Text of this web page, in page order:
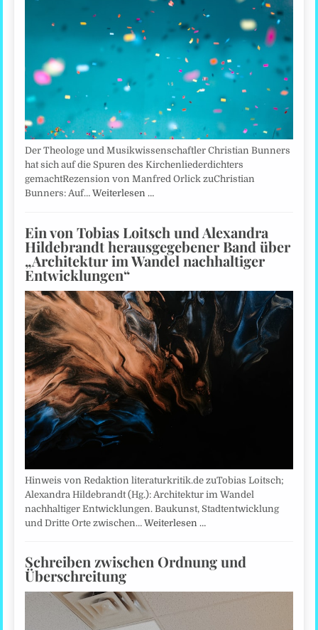
Der Theologe und Musikwissenschaftler Christian Bunners
hat sich auf die Spuren des Kirchenliederdichters
gemachtRezension von Manfred Orlick zuChristian
Bunners: Auf…Weiterlesen …
Ein von Tobias Loitsch und Alexandra
Hildebrandt herausgegebener Band über
„Architektur im Wandel nachhaltiger
Entwicklungen“
Hinweis von Redaktion literaturkritik.de zuTobias Loitsch;
Alexandra Hildebrandt (Hg.): Architektur im Wandel
nachhaltiger Entwicklungen. Baukunst, Stadtentwicklung
und Dritte Orte zwischen…Weiterlesen …
Schreiben zwischen Ordnung und
Überschreitung